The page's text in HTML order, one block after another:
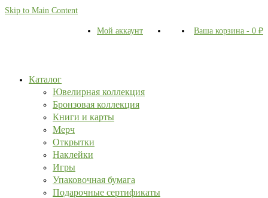
Skip to Main Content
Мой аккаунт Ваша корзина - 0 ₽
Каталог
Ювелирная коллекция
Бронзовая коллекция
Книги и карты
Мерч
Открытки
Наклейки
Игры
Упаковочная бумага
Подарочные сертификаты